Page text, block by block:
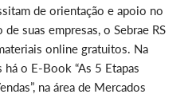
de orientação e apoio no
suas empresas, o Sebrae RS
online gratuitos. Na
o E-Book “As 5 Etapas
na área de Mercados